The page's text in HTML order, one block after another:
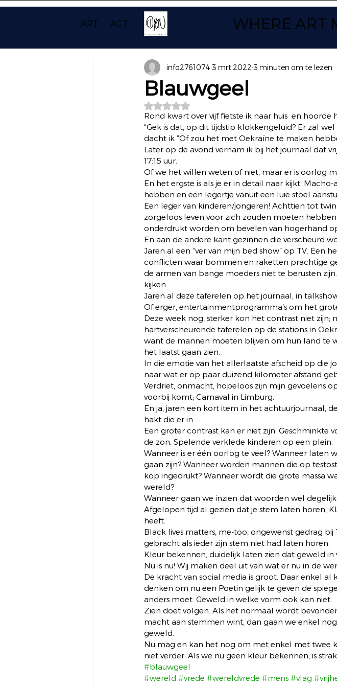
ART ACT WHERE ART
Blauwgeel
info2761074 3 mrt 2022 3 minuten om te lezen
Beoordeeld met NaN uit 5 sterren.
Rond kwart over vijf fietste ik naar huis  en
“Gek is dat, op dit tijdstip klokkengeluid? Er zal
dacht ik ”Of zou het met Oekraïne te maken
Later op de avond vernam ik bij het journaal dat
17:15 uur.
Of we het willen weten of niet, maar er is oorlog
En het ergste is als je er in detail naar kijkt:
hebben en een legertje vanuit een luie stoel
Een leger van kinderen/jongeren! Achttien tot
zorgeloos leven voor zich zouden moeten
onderdrukt worden om bevelen van hogerhand
En aan de andere kant gezinnen die verscheurd
Jaren al een “ver van mijn bed show” op TV. Een
conflicten waar bommen en raketten prachtige
de armen van bange moeders niet te berusten
kijken.
Jaren al deze taferelen op het journaal, in
Of erger, entertainmentprogramma’s om het
Deze week nog, sterker kon het contrast niet
hartverscheurende taferelen op de stations in
want de mannen moeten blijven om hun land te
het laatst gaan zien.
In die emotie van het allerlaatste afscheid op die
naar wat er op paar duizend kilometer afstand
Verdriet, onmacht, hopeloos zijn mijn gevoelens
voorbij komt; Carnaval in Limburg.
En ja, jaren een kort item in het achtuurjournaal,
hakt die er in.
Een groter contrast kan er niet zijn. Geschminkte
de zon. Spelende verklede kinderen op een plein.
Wanneer is er één oorlog te veel? Wanneer
gaan zijn? Wanneer worden mannen die op
kop ingedrukt? Wanneer wordt die grote massa
wereld?
Wanneer gaan we inzien dat woorden wel
Afgelopen tijd al gezien dat je stem laten horen,
heeft.
Black lives matters, me-too, ongewenst gedrag
gebracht als ieder zijn stem niet had laten horen.
Kleur bekennen, duidelijk laten zien dat geweld
Nu is nu! Wij maken deel uit van wat er nu in de
De kracht van social media is groot. Daar enkel
denken om nu een Poetin gelijk te geven de
anders moet. Geweld in welke vorm ook kan niet.
Zien doet volgen. Als het normaal wordt
macht aan stemmen wint, dan gaan we enkel
geweld.
Nu mag en kan het nog om met enkel met twee
niet verder. Als we nu geen kleur bekennen, is
#blauwgeel
#wereld #vrede #wereldvrede #mens #vlag